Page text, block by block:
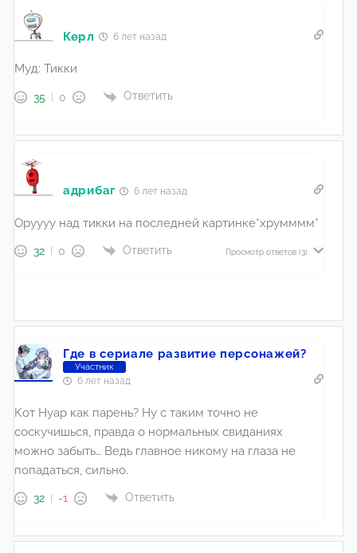
Керл 6 лет назад
Муд: Тикки
35 0 Ответить
адрибаг 6 лет назад
Оруууу над тикки на последней картинке*хрумммм*
32 0 Ответить Просмотр ответов (3)
Где в сериале развитие персонажей?
Участник
6 лет назад
Кот Нуар как парень? Ну с таким точно не
соскучишься, правда о нормальных свиданиях
можно забыть… Ведь главное никому на глаза не
попадаться, сильно.
32 -1 Ответить